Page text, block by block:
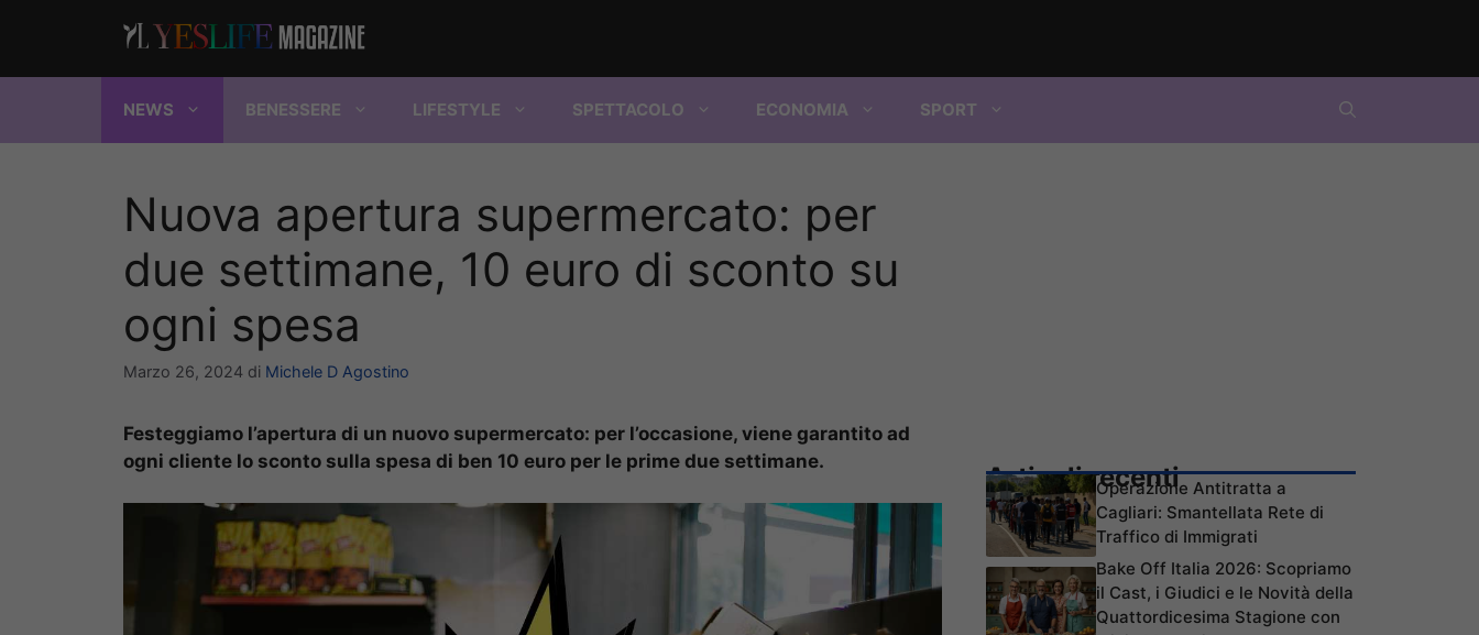
NEWS BENESSERE LIFESTYLE SPETTACOLO ECONOMIA SPORT
Nuova apertura supermercato: per
due settimane, 10 euro di sconto su
ogni spesa
Marzo 26, 2024 di Michele D Agostino
Festeggiamo l’apertura di un nuovo supermercato: per l’occasione, viene garantito ad
ogni cliente lo sconto sulla spesa di ben 10 euro per le prime due settimane.
Articoli recentiOperazione Antitratta a
Cagliari: Smantellata Rete di
Traffico di Immigrati
Bake Off Italia 2026: Scopriamo
il Cast, i Giudici e le Novità della
Quattordicesima Stagione con